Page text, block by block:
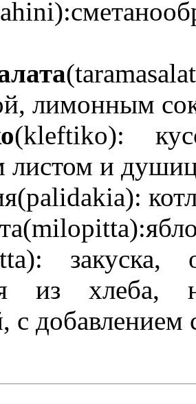
лимонным
(kleftiko):
листом и
закуска,
из хлеба,
с добавлением